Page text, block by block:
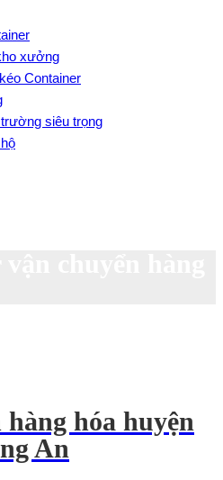
xưởng
Container
siêu trọng
hóa huyện
An